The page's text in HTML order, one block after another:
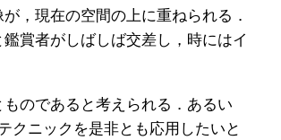
，現在の空間の上に重ねられる．
賞者がしばしば交差し，時にはイ
のであると考えられる．あるい
クニックを是非とも応用したいと